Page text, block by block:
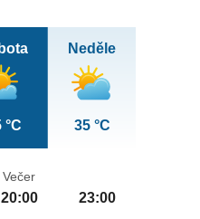
°C
Neděle
35 °C
Večer
20:00 23:00